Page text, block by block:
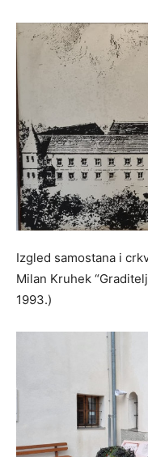
Izgled samostana i
Milan Kruhek
1993.)